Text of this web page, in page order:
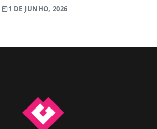
1 DE JUNHO, 2026